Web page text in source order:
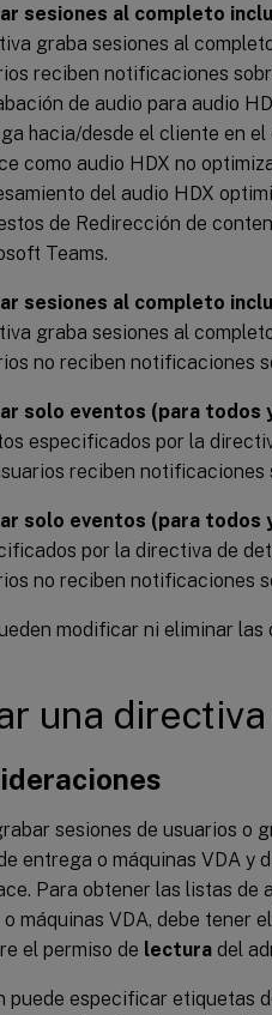
sesiones al completo
graba sesiones al
reciben notificaciones
de audio para audio
hacia/desde el cliente en
como audio HDX no
del audio HDX
de Redirección de
Teams.
sesiones al completo
graba sesiones al
no reciben notificaciones
solo eventos (para todos
especificados por la
reciben
solo eventos (para todos
por la directiva de
no reciben notificaciones
modificar ni eliminar
una
sesiones de usuarios o
entrega o máquinas VDA y
Para obtener las listas
máquinas VDA, debe tener
el permiso de lectura del
puede especificar etiquetas